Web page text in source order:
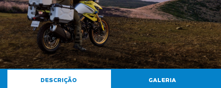
DESCRIÇÃO GALERIA